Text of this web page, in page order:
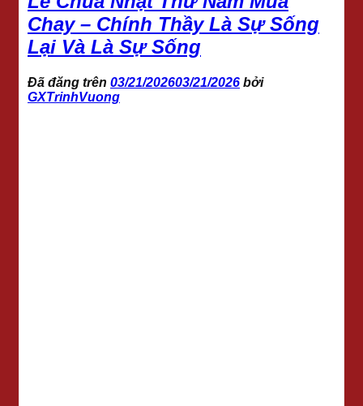
Chay – Chính Thầy Là Sự Sống
Lại Và Là Sự Sống
Đã đăng trên 03/21/202603/21/2026 bởi
GXTrinhVuong